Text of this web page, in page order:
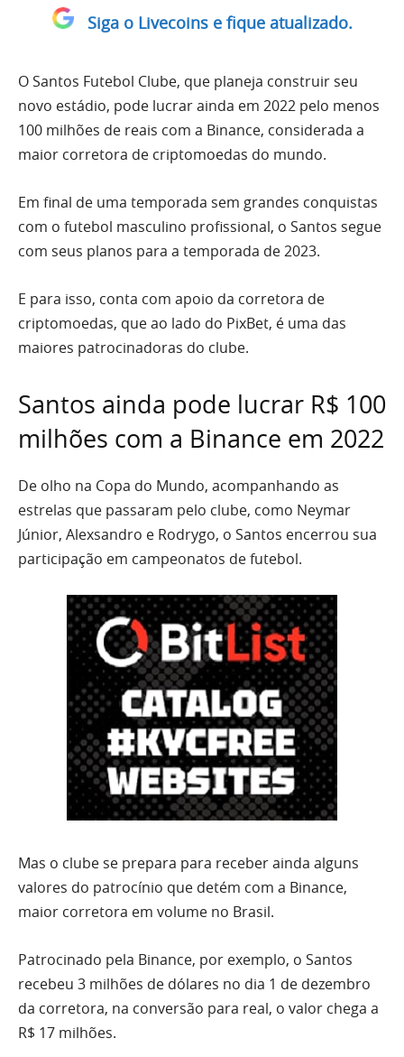
Siga o Livecoins e fique atualizado.
O Santos Futebol Clube, que planeja construir seu
novo estádio, pode lucrar ainda em 2022 pelo menos
100 milhões de reais com a Binance, considerada a
maior corretora de criptomoedas do mundo.
Em final de uma temporada sem grandes conquistas
com o futebol masculino profissional, o Santos segue
com seus planos para a temporada de 2023.
E para isso, conta com apoio da corretora de
criptomoedas, que ao lado do PixBet, é uma das
maiores patrocinadoras do clube.
Santos ainda pode lucrar R$ 100
milhões com a Binance em 2022
De olho na Copa do Mundo, acompanhando as
estrelas que passaram pelo clube, como Neymar
Júnior, Alexsandro e Rodrygo, o Santos encerrou sua
participação em campeonatos de futebol.
Mas o clube se prepara para receber ainda alguns
valores do patrocínio que detém com a Binance,
maior corretora em volume no Brasil.
Patrocinado pela Binance, por exemplo, o Santos
recebeu 3 milhões de dólares no dia 1 de dezembro
da corretora, na conversão para real, o valor chega a
R$ 17 milhões.